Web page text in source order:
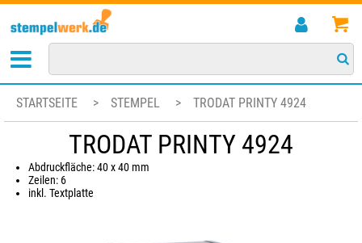
STARTSEITE > STEMPEL > TRODAT PRINTY 4924
TRODAT PRINTY 4924
Abdruckfläche: 40 x 40 mm
Zeilen: 6
inkl. Textplatte